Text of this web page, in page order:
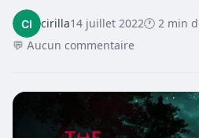
cirilla14 juillet 2022🕐 2 min
💬 Aucun commentaire